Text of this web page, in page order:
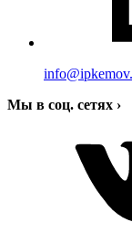
Мы в соц. сетях ›